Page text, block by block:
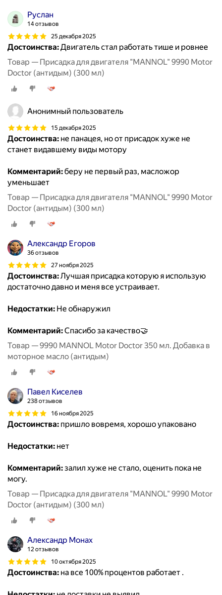
Руслан
14 отзывов
25 декабря 2025
Достоинства:Двигатель стал работать тише и ровнее
Товар — Присадка для двигателя "MANNOL" 9990 Motor
Doctor (антидым) (300 мл)
Анонимный пользователь
15 декабря 2025
Достоинства: не панацея, но от присадок хуже не
станет видавшему виды мотору
Комментарий:беру не первый раз, масложор
уменьшает
Товар — Присадка для двигателя "MANNOL" 9990 Motor
Doctor (антидым) (300 мл)
Александр Егоров
36 отзывов
27 ноября 2025
Достоинства:Лучшая присадка которую я использую
достаточно давно и меня все устраивает.
Недостатки: Не обнаружил
Комментарий:Спасибо за качество🤝
Товар — 9990 MANNOL Motor Doctor 350 мл. Добавка в
моторное масло (антидым)
Павел Киселев
238 отзывов
16 ноября 2025
Достоинства: пришло вовремя, хорошо упаковано
Недостатки: нет
Комментарий:залил хуже не стало, оценить пока не
могу.
Товар — Присадка для двигателя "MANNOL" 9990 Motor
Doctor (антидым) (300 мл)
Александр Монах
12 отзывов
10 октября 2025
Достоинства: на все 100% процентов работает .